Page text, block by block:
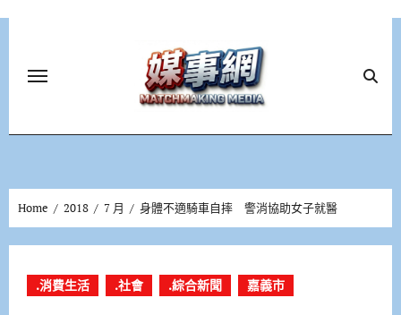
Home 2018 7 月 身體不適騎車自摔 警消協助女子就醫
.消費生活 .社會 .綜合新聞 嘉義市